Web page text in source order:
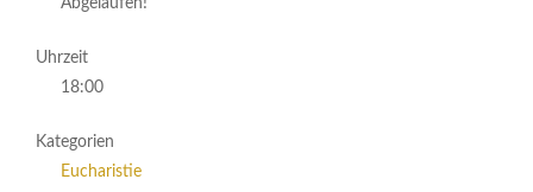
Abgelaufen!
Uhrzeit
18:00
Kategorien
Eucharistie